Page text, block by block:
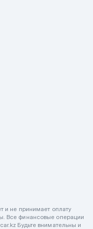
и не принимает оплату
Все финансовые операции
Будьте внимательны и